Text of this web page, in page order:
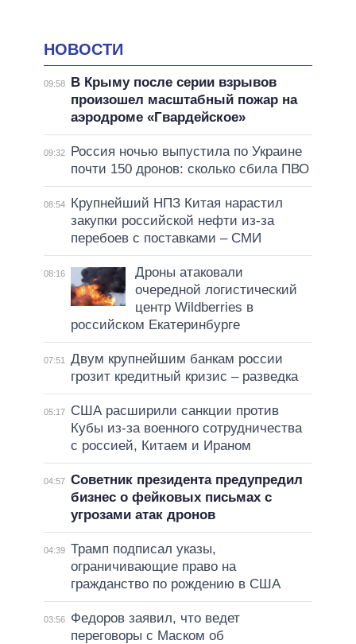
НОВОСТИ
09:58
В Крыму после серии взрывов
произошел масштабный пожар на
аэродроме «Гвардейское»
09:32
Россия ночью выпустила по Украине
почти 150 дронов: сколько сбила ПВО
08:54
Крупнейший НПЗ Китая нарастил
закупки российской нефти из-за
перебоев с поставками – СМИ
08:16
Дроны атаковали
очередной логистический
центр Wildberries в
российском Екатеринбурге
07:51
Двум крупнейшим банкам россии
грозит кредитный кризис – разведка
05:17
США расширили санкции против
Кубы из-за военного сотрудничества
с россией, Китаем и Ираном
04:57 Советник президента предупредил
бизнес о фейковых письмах с
угрозами атак дронов
04:39 Трамп подписал указы,
ограничивающие право на
гражданство по рождению в США
03:56
Федоров заявил, что ведет
переговоры с Маском об